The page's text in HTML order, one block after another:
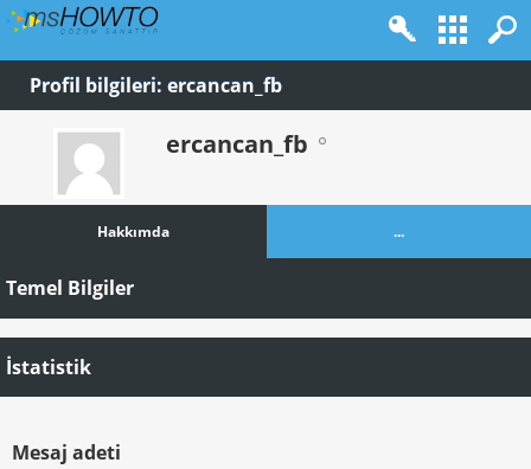
Profil bilgileri: ercancan_fb
ercancan_fb
Hakkımda ...
Temel Bilgiler
İstatistik
Mesaj adeti